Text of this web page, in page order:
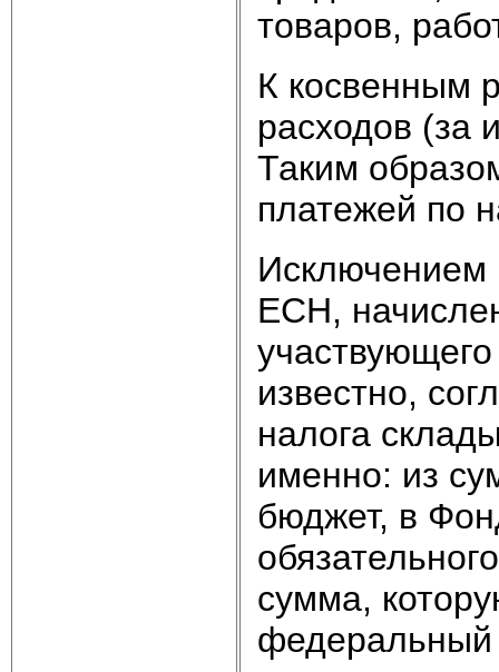
товаров,
К косвенным
расходов (за
Таким
платежей по
Исключением
ЕСН,
известно,
налога
именно: из
бюджет, в
сумма,